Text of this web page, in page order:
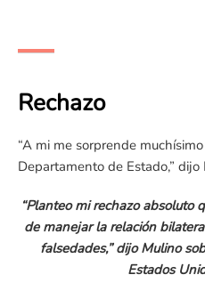
Rechazo
“A mi me sorprende
Departamento de Estado,”
“Planteo mi rechazo absoluto
de manejar la relación
falsedades,” dijo Mulino
Estados